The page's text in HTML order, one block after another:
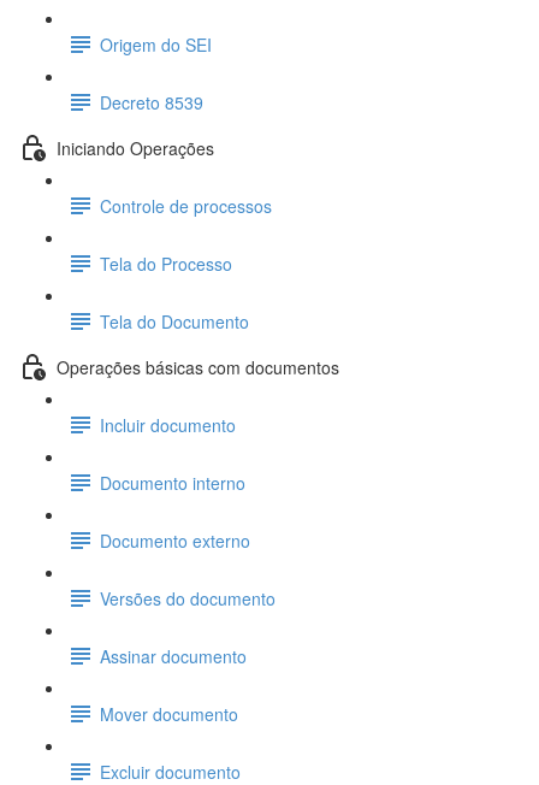
Origem do SEI
Decreto 8539
Iniciando Operações
Controle de processos
Tela do Processo
Tela do Documento
Operações básicas com documentos
Incluir documento
Documento interno
Documento externo
Versões do documento
Assinar documento
Mover documento
Excluir documento